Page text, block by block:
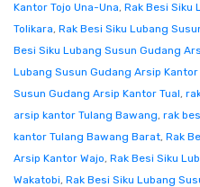
Kantor Tojo Una-Una, Rak Besi Siku
Tolikara, Rak Besi Siku Lubang
Besi Siku Lubang Susun Gudang
Lubang Susun Gudang Arsip Kantor
Susun Gudang Arsip Kantor Tual,
arsip kantor Tulang Bawang, rak
kantor Tulang Bawang Barat, Rak
Arsip Kantor Wajo, Rak Besi Siku
Wakatobi, Rak Besi Siku Lubang